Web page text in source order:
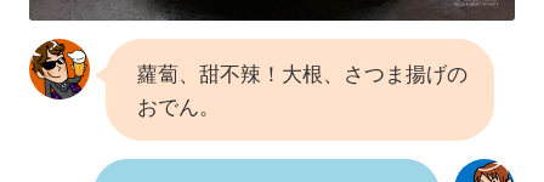
蘿蔔、甜不辣！大根、さつま揚げの
おでん。